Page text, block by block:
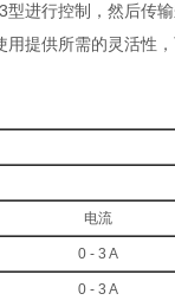
进行控制，然后传
提供所需的灵活性，
电流
0 - 3 A
0 - 3 A